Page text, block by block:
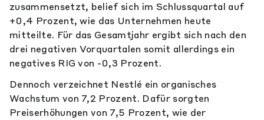
zusammensetzt, belief sich im Schlussquartal auf
+0,4 Prozent, wie das Unternehmen heute
mitteilte. Für das Gesamtjahr ergibt sich nach den
drei negativen Vorquartalen somit allerdings ein
negatives RIG von -0,3 Prozent.
Dennoch verzeichnet Nestlé ein organisches
Wachstum von 7,2 Prozent. Dafür sorgten
Preiserhöhungen von 7,5 Prozent, wie der